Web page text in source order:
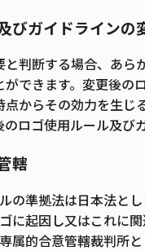
びガイドラインの
と判断する場合、あ
できます。変更後の
からその効力を生じ
ロゴ使用ルール及び
轄
の準拠法は日本法とし
に起因し又はこれに
属的合意管轄裁判所と